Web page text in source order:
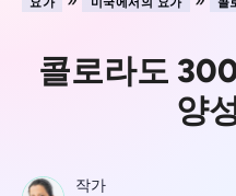
콜로라도
양
작가